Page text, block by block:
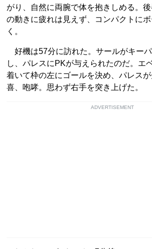
がり、自然に両腕で体を抱きしめる。
の動きに疲れは見えず、コンパクトに
く。
好機は57分に訪れた。サールがキー
し、パレスにPKが与えられたのだ。エ
着いて枠の左にゴールを決め、パレス
喜、咆哮。思わず右手を突き上げた。
ADVERTISEMENT